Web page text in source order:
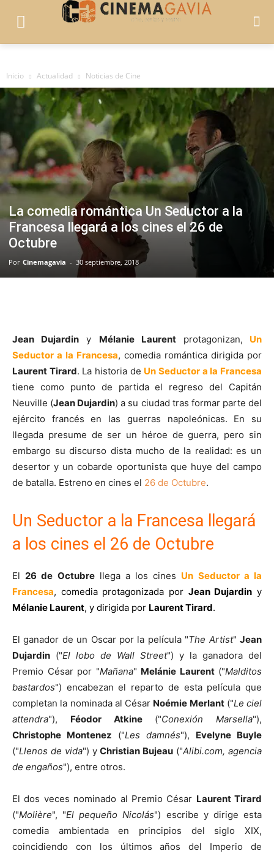
Inicio Actualidad Noticias de Cine
La comedia romántica Un Seductor a la
Francesa llegará a los cines el 26 de
Octubre
Por Cinemagavia - 30 septiembre, 2018
Jean Dujardin y Mélanie Laurentprotagonizan, Un
Seductor a la Francesa, comedia romántica dirigida por
Laurent Tirard. La historia de Un Seductor a la Francesa
tiene como punto de partida el regreso del Capitán
Neuville (Jean Dujardin) a su ciudad tras formar parte del
ejército francés en las guerras napoleónicas. En su
llegada presume de ser un héroe de guerra, pero sin
embargo su discurso dista mucho de la realidad: es un
desertor y un cobarde oportunista que huye del campo
de batalla. Estreno en cines el 26 de Octubre.
Un Seductor a la Francesa llegará
a los cines el 26 de Octubre
El26 de Octubrellega a los cines Un Seductor a la
Francesa, comedia protagonizada por Jean Dujardin y
Mélanie Laurent, y dirigida por Laurent Tirard.
El ganador de un Oscar por la película "The Artist"Jean
Dujardin ("El lobo de Wall Street") y la ganadora del
Premio César por "Mañana" Melánie Laurent("Malditos
bastardos") encabezan el reparto de esta película que
completan la nominada al César Noémie Merlant("Le ciel
attendra"), Féodor Atkine("Conexión Marsella"),
Christophe Montenez ("Les damnés"), Evelyne Buyle
("Llenos de vida") yChristian Bujeau ("Alibi.com, agencia
de engaños"), entre otros.
El dos veces nominado al Premio César Laurent Tirard
("Molière", "El pequeño Nicolás") escribe y dirige esta
comedia ambientada en principios del siglo XIX,
coincidiendo con los últimos años del Imperio de